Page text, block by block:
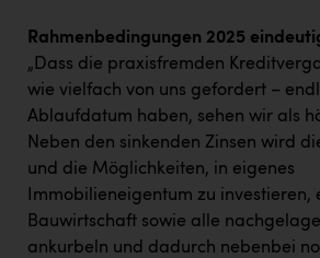
Rahmenbedingungen 2025
„Dass die praxisfremden
wie vielfach von uns gefordert –
Ablaufdatum haben, sehen wir als
Neben den sinkenden Zinsen wird
und die Möglichkeiten, in eigenes
Immobilieneigentum zu investieren,
Bauwirtschaft sowie alle
ankurbeln und dadurch nebenbei